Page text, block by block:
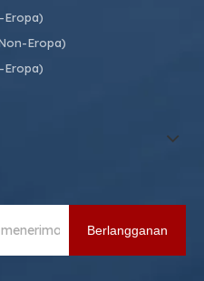
Eropa)
Eropa)
Eropa)
Berlangganan